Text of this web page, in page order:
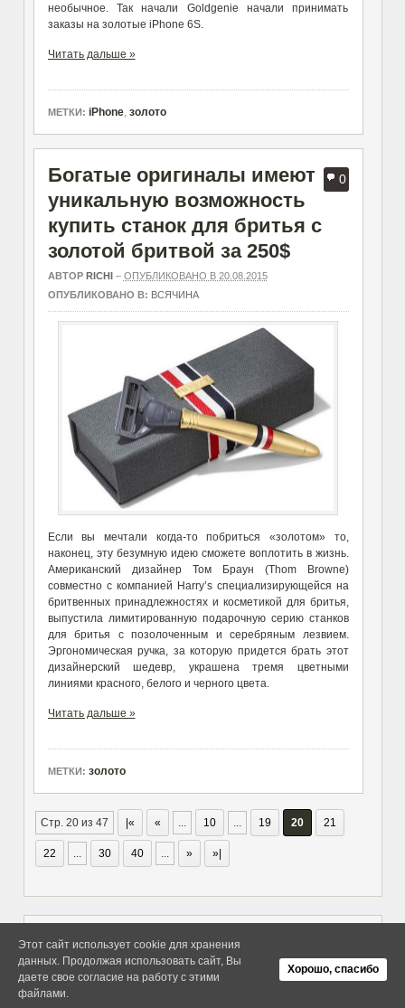
необычное. Так начали Goldgenie начали принимать
заказы на золотые iPhone 6S.
Читать дальше »
МЕТКИ: iPhone, золото
0
Богатые оригиналы имеют
уникальную возможность
купить станок для бритья с
золотой бритвой за 250$
АВТОР RICHI– ОПУБЛИКОВАНО В 20.08.2015
ОПУБЛИКОВАНО В: ВСЯЧИНА
Если вы мечтали когда-то побриться «золотом» то,
наконец, эту безумную идею сможете воплотить в жизнь.
Американский дизайнер Том Браун (Thom Browne)
совместно с компанией Harry’s специализирующейся на
бритвенных принадлежностях и косметикой для бритья,
выпустила лимитированную подарочную серию станков
для бритья с позолоченным и серебряным лезвием.
Эргономическая ручка, за которую придется брать этот
дизайнерский шедевр, украшена тремя цветными
линиями красного, белого и черного цвета.
Читать дальше »
МЕТКИ: золото
Стр. 20 из 47 |« « ... 10 ... 19 20 21
22 ... 30 40 ... » »|
Об Arras WordPress Theme
Copyright elitethings. All Rights
Reserved.
Этот сайт использует cookie для хранения
данных. Продолжая использовать сайт, Вы
даете свое согласие на работу с этими
файлами.
Хорошо, спасибо